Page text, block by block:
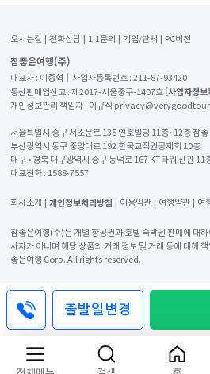
출발일변경
오시는길 전화상담 1:1문의 기업/단체 PC버전
참좋은여행(주)
대표자 : 이종혁│사업자등록번호 : 211-87-93420
통신판매업신고 : 제2017-서울중구-1407호 [사업자정보
개인정보관리 책임자 : 이규식
서울특별시 중구 서소문로 135 연호빌딩 11층~12층 참좋
부산광역시 동구 중앙대로 192 한국교직원공제회 10층
대구 • 경북 대구광역시 중구 동덕로 167 KT타워 신관 11
대표전화 : 1588-7557
회사소개 개인정보처리방침 이용약관 여행약관 여
참좋은여행(주)은 개별 항공권과 호텔 숙박권 판매에 대
사자가 아니며 해당 상품의 거래 정보 및 거래 등에 대
좋은여행 Corp. All rights reserved.